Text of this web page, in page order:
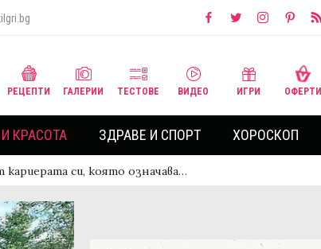
РЕЦЕПТИ ГАЛЕРИИ ТЕСТОВЕ ВИДЕО ИГРИ ОФЕРТИ
КРАСОТА ЗДРАВЕ И СПОРТ ХОРОСКОП
си, която означава…